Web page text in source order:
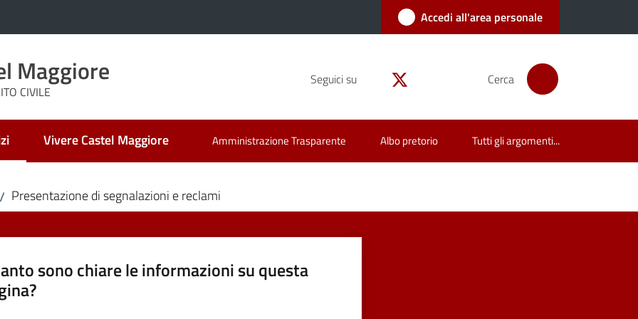
Accedi all'area personale
Maggiore
CIVILE
Seguici su Cerca
selezionatoVivere Castel Maggiore Amministrazione Trasparente Albo pretorio Tutti gli argomenti...
/ Presentazione di segnalazioni e reclami
sono chiare le informazioni su questa